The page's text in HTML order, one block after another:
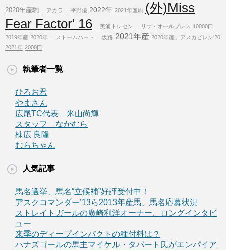
2020年産駒 アカラ 平野優 2022年 2021年産駒 (外)Miss
Fear Factor' 16
美浦トレセン リサ・オールプレス 10000口
2019年産 2020年 ストームハート 坂路 2021年産 2020年産、アスカビレン'20
2021年 2000口
執筆者一覧
ひろお君
やまさん
広尾TC代表 米山尚輝
スタッフ なかむら
棟広 良隆
むらちゃん
人気記事
馬名選挙、馬名“立候補”好評受付中！
アスクコマンダー’13ら2013年産馬、馬名応募状況
ストレイトガールの廣崎利洋オーナー、ロングインタビ
ュー
来季のディープインパクトの種付料は？
ハナズゴールの馬主マイケル・タバート氏がエンパイア